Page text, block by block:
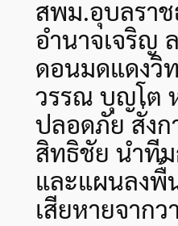
สพม.อุบลรา
อำนาจเจริญ
ดอนมดแดงวิ
วรรณ บุญโต
ปลอดภัย สั่งก
สิทธิชัย นำที
และแผนลงพื้
เสียหายจากว